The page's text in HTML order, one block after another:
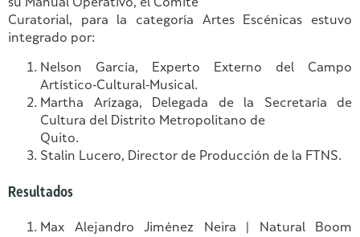
su Manual Operativo, el Comité
Curatorial, para la categoría Artes Escénicas estuvo
integrado por:
Nelson García, Experto Externo del Campo
Artístico-Cultural-Musical.
Martha Arízaga, Delegada de la Secretaría de
Cultura del Distrito Metropolitano de
Quito.
Stalin Lucero, Director de Producción de la FTNS.
Resultados
Max Alejandro Jiménez Neira | Natural Boom